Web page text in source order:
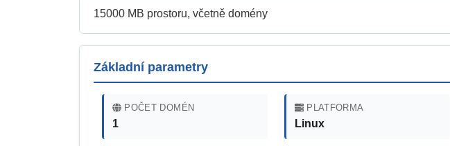
15000 MB prostoru, včetně domény
Základní parametry
POČET DOMÉN
1
PLATFORMA
Linux